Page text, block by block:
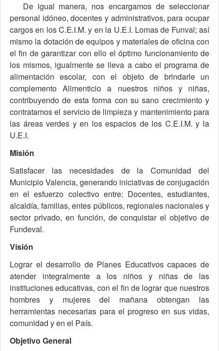
De igual manera, nos encargamos de seleccionar
personal idóneo, docentes y administrativos, para ocupar
cargos en los C.E.I.M. y en la U.E.I. Lomas de Funval; así
mismo la dotación de equipos y materiales de oficina con
el fin de garantizar con ello el óptimo funcionamiento de
los mismos, igualmente se lleva a cabo el programa de
alimentación escolar, con el objeto de brindarle un
complemento Alimenticio a nuestros niños y niñas,
contribuyendo de esta forma con su sano crecimiento y
contratamos el servicio de limpieza y mantenimiento para
las áreas verdes y en los espacios de los C.E.I.M. y la
U.E.I.
Misión
Satisfacer las necesidades de la Comunidad del
Municipio Valencia, generando iniciativas de conjugación
en el esfuerzo colectivo entre: Docentes, estudiantes,
alcaldía, familias, entes públicos, regionales nacionales y
sector privado, en función, de conquistar el objetivo de
Fundeval.
Visión
Lograr el desarrollo de Planes Educativos capaces de
atender integralmente a los niños y niñas de las
instituciones educativas, con el fin de lograr que nuestros
hombres y mujeres del mañana obtengan las
herramientas necesarias para el progreso en sus vidas,
comunidad y en el País.
Objetivo General